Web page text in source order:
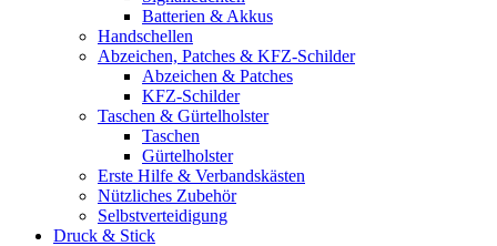
Batterien & Akkus
Handschellen
Abzeichen, Patches & KFZ-Schilder
Abzeichen & Patches
KFZ-Schilder
Taschen & Gürtelholster
Taschen
Gürtelholster
Erste Hilfe & Verbandskästen
Nützliches Zubehör
Selbstverteidigung
Druck & Stick